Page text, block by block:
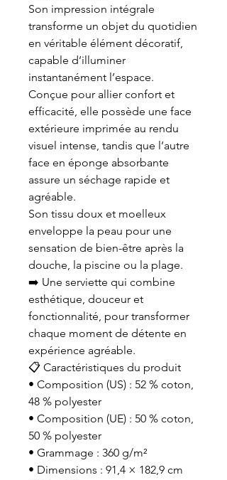
Son impression intégrale
transforme un objet du quotidien
en véritable élément décoratif,
capable d’illuminer
instantanément l’espace.
Conçue pour allier confort et
efficacité, elle possède une face
extérieure imprimée au rendu
visuel intense, tandis que l’autre
face en éponge absorbante
assure un séchage rapide et
agréable.
Son tissu doux et moelleux
enveloppe la peau pour une
sensation de bien-être après la
douche, la piscine ou la plage.
➡️ Une serviette qui combine
esthétique, douceur et
fonctionnalité, pour transformer
chaque moment de détente en
expérience agréable.
📋 Caractéristiques du produit
• Composition (US) : 52 % coton,
48 % polyester
• Composition (UE) : 50 % coton,
50 % polyester
• Grammage : 360 g/m²
• Dimensions : 91,4 × 182,9 cm